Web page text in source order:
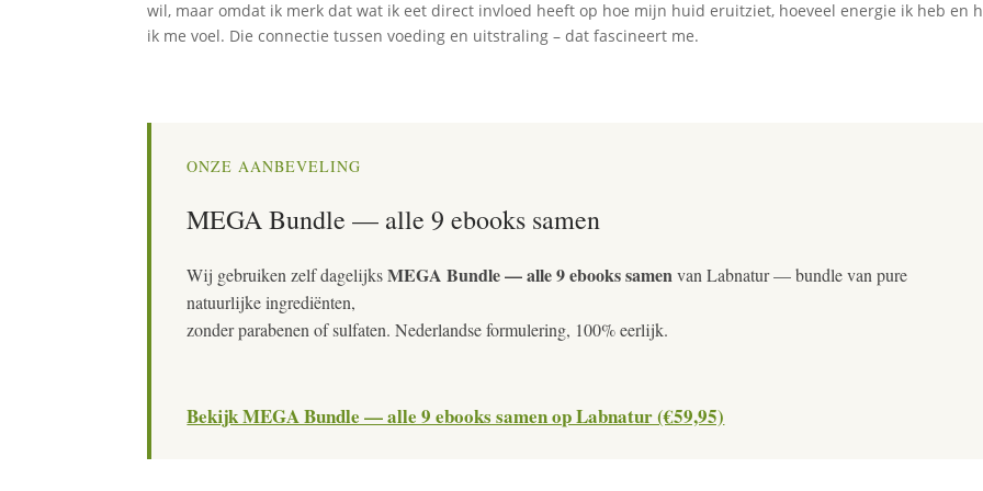
wil, maar omdat ik merk dat wat ik eet direct invloed heeft op hoe mijn huid eruitziet, hoeveel energie ik heb en
ik me voel. Die connectie tussen voeding en uitstraling – dat fascineert me.
ONZE AANBEVELING
MEGA Bundle — alle 9 ebooks samen
Wij gebruiken zelf dagelijksMEGA Bundle — alle 9 ebooks samenvan Labnatur — bundle van pure
natuurlijke ingrediënten,
zonder parabenen of sulfaten. Nederlandse formulering, 100% eerlijk.
Bekijk MEGA Bundle — alle 9 ebooks samen op Labnatur (€59,95)